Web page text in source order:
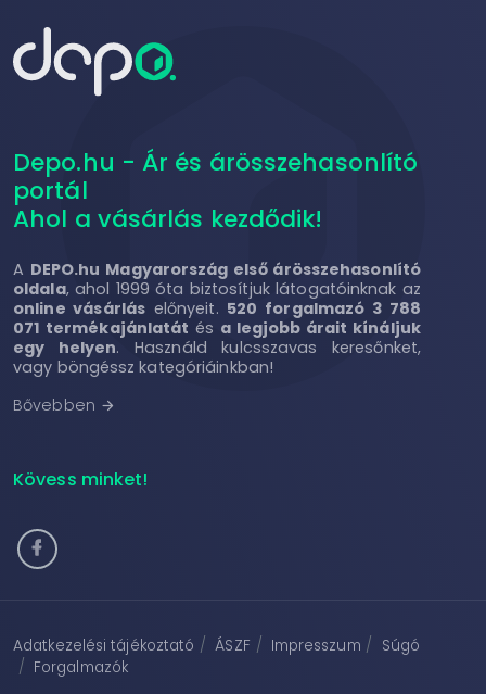
Depo.hu - Ár és árösszehasonlító
portál
Ahol a vásárlás kezdődik!
A DEPO.hu Magyarország első árösszehasonlító
oldala, ahol 1999 óta biztosítjuk látogatóinknak az
online vásárlás előnyeit. 520 forgalmazó 3 788
071 termékajánlatát és a legjobb árait kínáljuk
egy helyen. Használd kulcsszavas keresőnket,
vagy böngéssz kategóriáinkban!
Bővebben arrow_forward
Kövess minket!
Adatkezelési tájékoztató ÁSZF Impresszum
Súgó
Forgalmazók